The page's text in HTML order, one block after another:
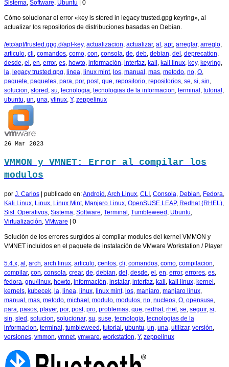
Sistema, Software, Ubuntu 0
Cómo solucionar el error «key is stored in legacy trusted.gpg keyring», al
actualizar los repositorios de distribuciones basadas en Debian.
/etc/apt/trusted.gpg.d/apt-key, actualizacion, actualizar, al , apt, arreglar, arreglo,
articulo, cli, comandos, como, con, consola, de, deb, debian, del , deprecation,
desde, el , en, error, es, howto, información, interfaz, kali, kali linux, key, keyring,
la, legacy trusted.gpg, linea, linux mint, los, manual , mas, metodo, no, O,
paquete, paquetes, para, por, post, que, repositorio, repositorios, se, si, sin,
solucion, stored , su, tecnologia, tecnologias de la informacion, terminal , tutorial ,
ubuntu, un, una, vlinux, Y, zeppelinux
26 Mar 2023
VMMON y VMNET: Error al compilar los
modulos
por J. Carlos | publicado en:Android Arch Linux CLI Consola Debian Fedora
Kali Linux Linux Linux Mint, Manjaro Linux OpenSUSE LEAP, Redhat (RHEL)
Sist. Operativos Sistema Software Terminal Tumbleweed Ubuntu
Virtualización VMware | 0
Solución de los errores surgidos al compilar modulos del kernel VMMON y
VMNET incluidos en el paquete de instalación de VMware Workstation / Player
5.4.x al arch arch linux articulo centos cli comandos como compilacion
compilar, con consola crear, de debian del desde el en error, errores es
fedora gnu/linux howto información instalar, interfaz kali kali linux kernel
kernels kubecek la linea linux linux mint, los manjaro manjaro linux
manual mas metodo michael modulo modulos no nucleos O opensuse
para pasos player, por, post, pro problemas que redhat, rhel se seguir, si
sin sled solucion solucionar, su suse tecnologia tecnologias de la
informacion terminal tumbleweed tutorial ubuntu un una utilizar, versión
versiones vmmon vmnet, vmware workstation Y, zeppelinux